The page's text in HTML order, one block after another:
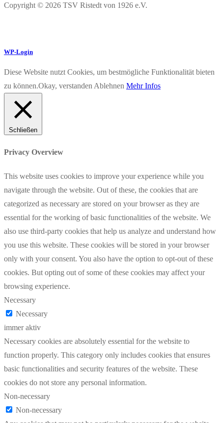
Copyright © 2026 TSV Ristedt von 1926 e.V.
WP-Login
Diese Website nutzt Cookies, um bestmögliche Funktionalität bieten
zu können.Okay, verstanden Ablehnen Mehr Infos
Schließen
Privacy Overview
This website uses cookies to improve your experience while you
navigate through the website. Out of these, the cookies that are
categorized as necessary are stored on your browser as they are
essential for the working of basic functionalities of the website. We
also use third-party cookies that help us analyze and understand how
you use this website. These cookies will be stored in your browser
only with your consent. You also have the option to opt-out of these
cookies. But opting out of some of these cookies may affect your
browsing experience.
Necessary
Necessary
immer aktiv
Necessary cookies are absolutely essential for the website to
function properly. This category only includes cookies that ensures
basic functionalities and security features of the website. These
cookies do not store any personal information.
Non-necessary
Non-necessary